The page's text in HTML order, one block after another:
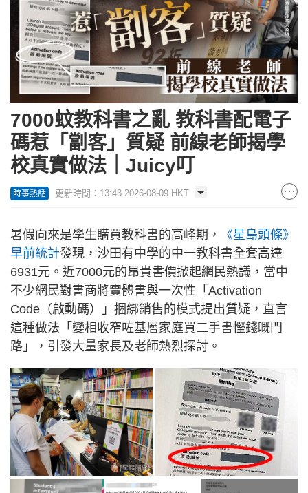
7000蚊教科書之亂 教科書配電子
碼惹「劏客」質疑 前線老師揭學
校真實做法｜Juicy叮
時事熱話 更新時間：13:43 2026-08-09 HKT
暑假向來是學生購買教科書的高峰期，
《星島頭條》
早前統計發現，沙田有中學的中一教科書全套高達
6931元。近7000元的昂貴書價掀起網民熱議，當中
不少網民對書商將實體書與一次性「Activation
Code（啟動碼）」捆綁銷售的模式提出質疑，直言
這種做法「變相收窄咗基層家庭買二手書慳錢嘅門
路」，引發大量家長及老師熱烈探討。